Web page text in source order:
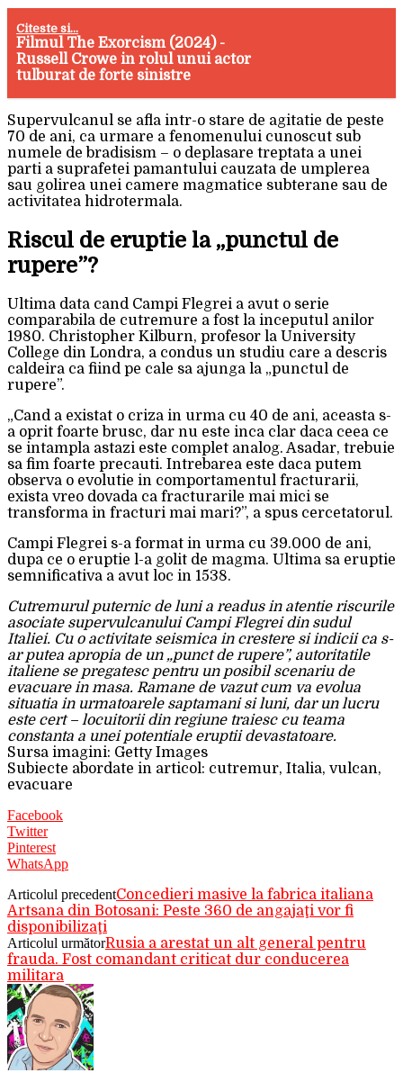
Citeste si...
Filmul The Exorcism (2024) -
Russell Crowe in rolul unui actor
tulburat de forte sinistre
Supervulcanul se afla intr-o stare de agitatie de peste
70 de ani, ca urmare a fenomenului cunoscut sub
numele de bradisism – o deplasare treptata a unei
parti a suprafetei pamantului cauzata de umplerea
sau golirea unei camere magmatice subterane sau de
activitatea hidrotermala.
Riscul de eruptie la „punctul de
rupere”?
Ultima data cand Campi Flegrei a avut o serie
comparabila de cutremure a fost la inceputul anilor
1980. Christopher Kilburn, profesor la University
College din Londra, a condus un studiu care a descris
caldeira ca fiind pe cale sa ajunga la „punctul de
rupere”.
„Cand a existat o criza in urma cu 40 de ani, aceasta s-
a oprit foarte brusc, dar nu este inca clar daca ceea ce
se intampla astazi este complet analog. Asadar, trebuie
sa fim foarte precauti. Intrebarea este daca putem
observa o evolutie in comportamentul fracturarii,
exista vreo dovada ca fracturarile mai mici se
transforma in fracturi mai mari?”, a spus cercetatorul.
Campi Flegrei s-a format in urma cu 39.000 de ani,
dupa ce o eruptie l-a golit de magma. Ultima sa eruptie
semnificativa a avut loc in 1538.
Cutremurul puternic de luni a readus in atentie riscurile
asociate supervulcanului Campi Flegrei din sudul
Italiei. Cu o activitate seismica in crestere si indicii ca s-
ar putea apropia de un „punct de rupere”, autoritatile
italiene se pregatesc pentru un posibil scenariu de
evacuare in masa. Ramane de vazut cum va evolua
situatia in urmatoarele saptamani si luni, dar un lucru
este cert – locuitorii din regiune traiesc cu teama
constanta a unei potentiale eruptii devastatoare.
Sursa imagini: Getty Images
Subiecte abordate in articol: cutremur, Italia, vulcan,
evacuare
Facebook
Twitter
Pinterest
WhatsApp
Articolul precedentConcedieri masive la fabrica italiana
Artsana din Botosani: Peste 360 de angajaţi vor fi
disponibilizaţi
Articolul următorRusia a arestat un alt general pentru
frauda. Fost comandant criticat dur conducerea
militara